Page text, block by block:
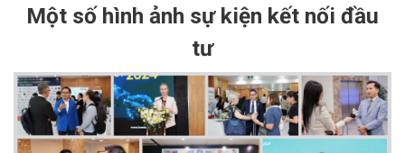
Một số hình ảnh sự kiện kết nối đầu
tư